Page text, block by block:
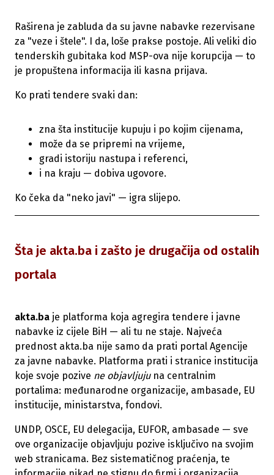
Raširena je zabluda da su javne nabavke rezervisane
za "veze i štele". I da, loše prakse postoje. Ali veliki dio
tenderskih gubitaka kod MSP-ova nije korupcija — to
je propuštena informacija ili kasna prijava.
Ko prati tendere svaki dan:
zna šta institucije kupuju i po kojim cijenama,
može da se pripremi na vrijeme,
gradi istoriju nastupa i referenci,
i na kraju — dobiva ugovore.
Ko čeka da "neko javi" — igra slijepo.
Šta je akta.ba i zašto je drugačija od ostalih
portala
akta.ba je platforma koja agregira tendere i javne
nabavke iz cijele BiH — ali tu ne staje. Najveća
prednost akta.ba nije samo da prati portal Agencije
za javne nabavke. Platforma prati i stranice institucija
koje svoje pozive ne objavljujuna centralnim
portalima: međunarodne organizacije, ambasade, EU
institucije, ministarstva, fondovi.
UNDP, OSCE, EU delegacija, EUFOR, ambasade — sve
ove organizacije objavljuju pozive isključivo na svojim
web stranicama. Bez sistematičnog praćenja, te